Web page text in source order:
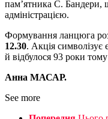
пам’ятника С.
адміністрацією.
Формування ланцюга
12.30. Акція
й відбулося 93 роки
Анна МАСАР.
See more